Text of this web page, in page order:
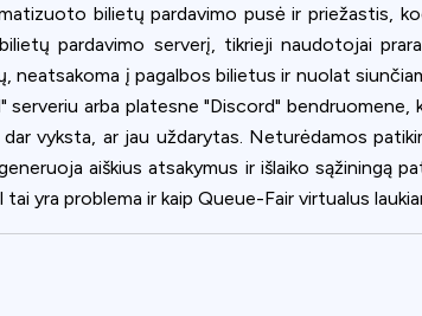
bilietų pardavimo pusė ir priežastis,
pardavimo serverį, tikrieji naudotojai
neatsakoma į pagalbos bilietus ir nuolat
serveriu arba platesne "Discord"
dar vyksta, ar jau uždarytas. Neturėdamos
aiškius atsakymus ir išlaiko sąžiningą
tai yra problema ir kaip Queue-Fair virtualus